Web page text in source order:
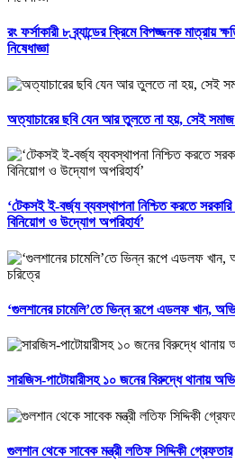
রং ফর্সাকারী ৮ ব্র্যান্ডের ক্রিমে বিপজ্জনক মাত্রায়
নিষেধাজ্ঞা
অত্যাচারের ছবি যেন আর তুলতে না হয়, সেই
‘টেকসই ই-বর্জ্য ব্যবস্থাপনা নিশ্চিত করতে
বিনিয়োগ ও উদ্যোগ অপরিহার্য’
‘গুলশানের চামেলি’তে ভিন্ন রূপে এডলফ খান,
সারজিস-পাটোয়ারীসহ ১০ জনের বিরুদ্ধে থানায়
গুলশান থেকে সাবেক মন্ত্রী লতিফ সিদ্দিকী গ্রেফতার